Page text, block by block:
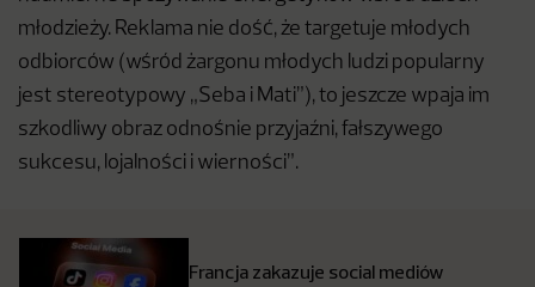
młodzieży. Reklama nie dość, że targetuje młodych
odbiorców (wśród żargonu młodych ludzi popularny
jest stereotypowy „Seba i Mati”), to jeszcze wpaja im
szkodliwy obraz odnośnie przyjaźni, fałszywego
sukcesu, lojalności i wierności”.
Francja zakazuje social mediów